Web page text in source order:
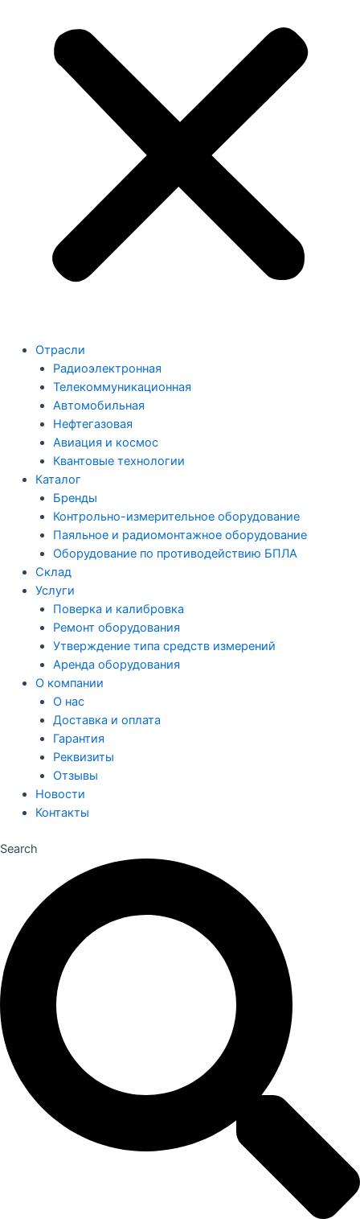
Отрасли
Радиоэлектронная
Телекоммуникационная
Автомобильная
Нефтегазовая
Авиация и космос
Квантовые технологии
Каталог
Бренды
Контрольно-измерительное оборудование
Паяльное и радиомонтажное оборудование
Оборудование по противодействию БПЛА
Склад
Услуги
Поверка и калибровка
Ремонт оборудования
Утверждение типа средств измерений
Аренда оборудования
О компании
О нас
Доставка и оплата
Гарантия
Реквизиты
Отзывы
Новости
Контакты
Search